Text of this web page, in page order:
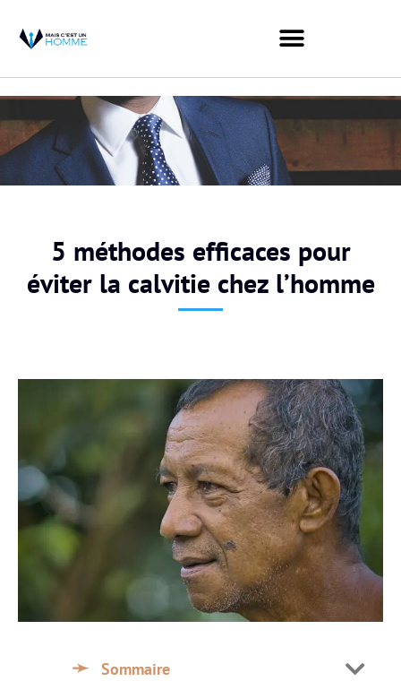
5 méthodes efficaces pour
éviter la calvitie chez l’homme
Sommaire